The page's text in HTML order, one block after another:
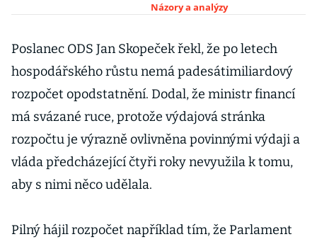
Názory a analýzy
Poslanec ODS Jan Skopeček řekl, že po letech
hospodářského růstu nemá padesátimiliardový
rozpočet opodstatnění. Dodal, že ministr financí
má svázané ruce, protože výdajová stránka
rozpočtu je výrazně ovlivněna povinnými výdaji a
vláda předcházející čtyři roky nevyužila k tomu,
aby s nimi něco udělala.
Pilný hájil rozpočet například tím, že Parlament